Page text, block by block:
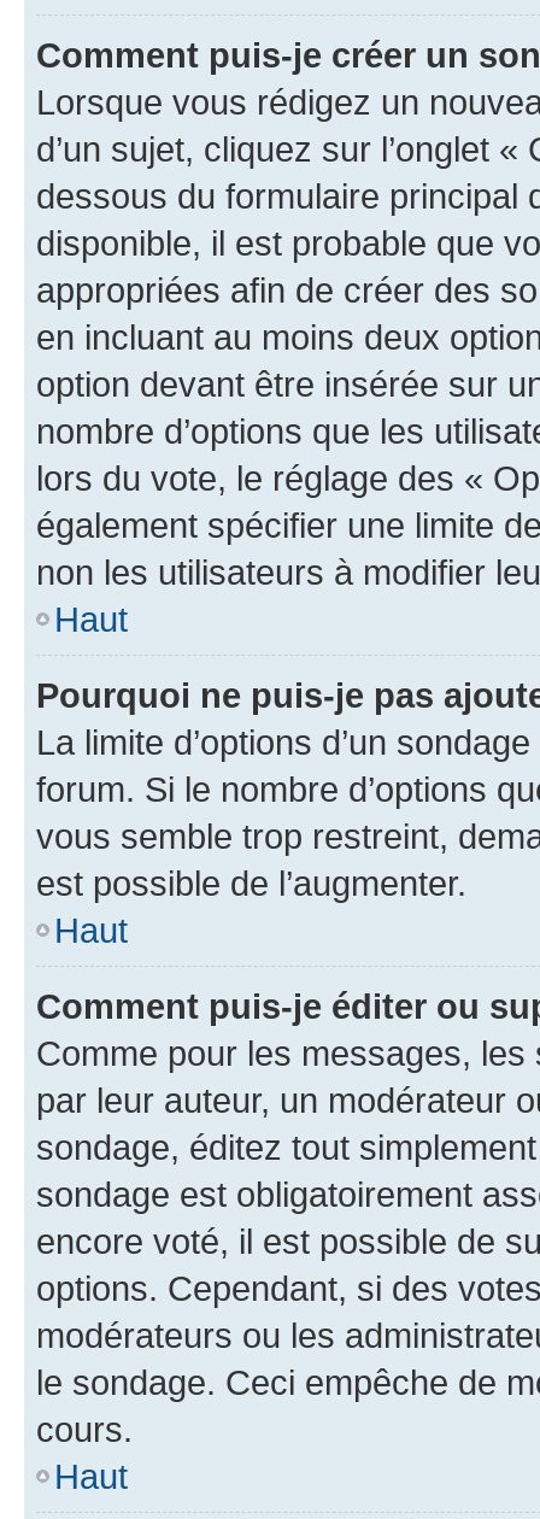
Comment puis-je créer un
Lorsque vous rédigez un
d’un sujet, cliquez sur l’onglet
dessous du formulaire principal
disponible, il est probable que
appropriées afin de créer des
en incluant au moins deux
option devant être insérée sur
nombre d’options que les
lors du vote, le réglage des «
également spécifier une limite
non les utilisateurs à modifier
Haut
Pourquoi ne puis-je pas
La limite d’options d’un
forum. Si le nombre d’options
vous semble trop restreint,
est possible de l’augmenter.
Haut
Comment puis-je éditer ou
Comme pour les messages,
par leur auteur, un modérateur
sondage, éditez tout
sondage est obligatoirement
encore voté, il est possible de
options. Cependant, si des
modérateurs ou les
le sondage. Ceci empêche de
cours.
Haut